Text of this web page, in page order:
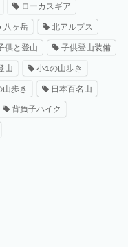
ローカスギア
八ヶ岳 北アルプス
供と登山 子供登山装備
山 小1の山歩き
山歩き 日本百名山
背負子ハイク